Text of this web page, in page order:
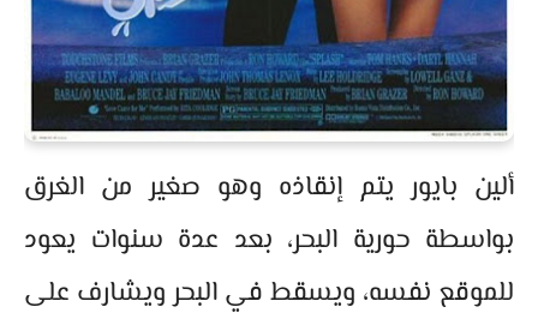
ألين بايور يتم إنقاذه وهو صغير من الغرق
بواسطة حورية البحر، بعد عدة سنوات يعود
للموقع نفسه، ويسقط في البحر ويشارف على